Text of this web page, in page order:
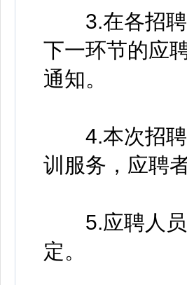
3.在各招聘
下一环节的应
通知。
4.本次招聘
训服务，应聘
5.应聘人员
定。